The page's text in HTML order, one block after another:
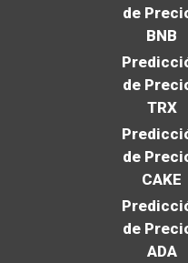
de
BNB
de
TRX
de
CAKE
de
ADA